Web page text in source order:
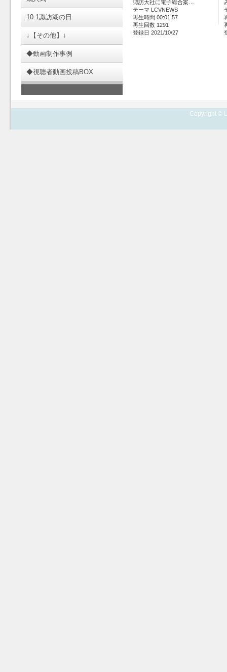
10.1諏訪湖の日
↓【その他】↓
◆動画制作事例
◆視聴者動画投稿BOX
諏訪大社に電子総合案…
テーマ LCVNEWS
再生時間 00:01:57
再生回数 1291
登録日 2021/10/27
Copyright ©